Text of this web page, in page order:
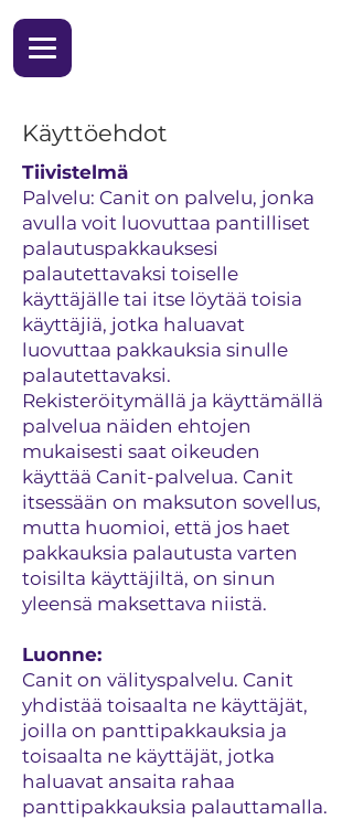
Käyttöehdot
Tiivistelmä
Palvelu: Canit on palvelu, jonka
avulla voit luovuttaa pantilliset
palautuspakkauksesi
palautettavaksi toiselle
käyttäjälle tai itse löytää toisia
käyttäjiä, jotka haluavat
luovuttaa pakkauksia sinulle
palautettavaksi.
Rekisteröitymällä ja käyttämällä
palvelua näiden ehtojen
mukaisesti saat oikeuden
käyttää Canit-palvelua. Canit
itsessään on maksuton sovellus,
mutta huomioi, että jos haet
pakkauksia palautusta varten
toisilta käyttäjiltä, on sinun
yleensä maksettava niistä.
Luonne:
Canit on välityspalvelu. Canit
yhdistää toisaalta ne käyttäjät,
joilla on panttipakkauksia ja
toisaalta ne käyttäjät, jotka
haluavat ansaita rahaa
panttipakkauksia palauttamalla.